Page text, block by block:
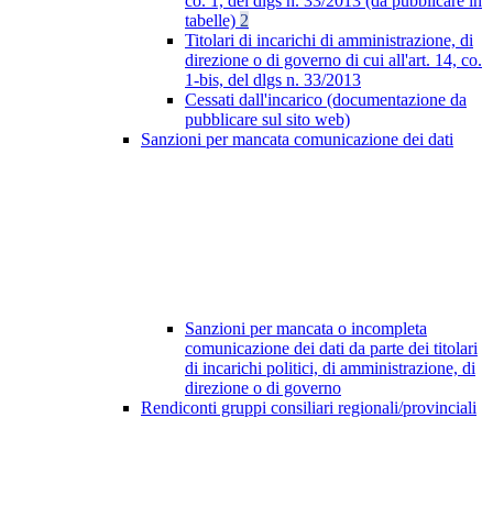
tabelle) 2
Titolari di incarichi di amministrazione, di
direzione o di governo di cui all'art. 14, co.
1-bis, del dlgs n. 33/2013
Cessati dall'incarico (documentazione da
pubblicare sul sito web)
Sanzioni per mancata comunicazione dei dati
Sanzioni per mancata o incompleta
comunicazione dei dati da parte dei titolari
di incarichi politici, di amministrazione, di
direzione o di governo
Rendiconti gruppi consiliari regionali/provinciali